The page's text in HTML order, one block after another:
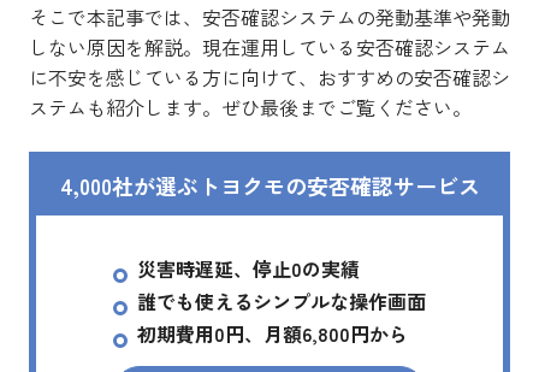
そこで本記事では、安否確認システムの発動基準や発動
しない原因を解説。現在運用している安否確認システム
に不安を感じている方に向けて、おすすめの安否確認シ
ステムも紹介します。ぜひ最後までご覧ください。
4,000社が選ぶトヨクモの安否確認サービス
災害時遅延、停止0の実績
誰でも使えるシンプルな操作画面
初期費用0円、月額6,800円から